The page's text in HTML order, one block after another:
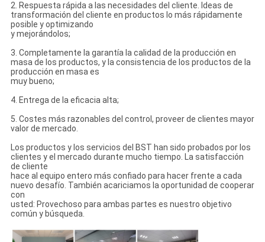
2. Respuesta rápida a las necesidades del cliente. Ideas de
transformación del cliente en productos lo más rápidamente
posible y optimizando
y mejorándolos;
3. Completamente la garantía la calidad de la producción en
masa de los productos, y la consistencia de los productos de la
producción en masa es
muy bueno;
4. Entrega de la eficacia alta;
5. Costes más razonables del control, proveer de clientes mayor
valor de mercado.
Los productos y los servicios del BST han sido probados por los
clientes y el mercado durante mucho tiempo. La satisfacción
de cliente
hace al equipo entero más confiado para hacer frente a cada
nuevo desafío. También acariciamos la oportunidad de cooperar
con
usted: Provechoso para ambas partes es nuestro objetivo
común y búsqueda.